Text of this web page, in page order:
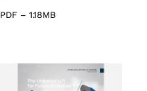
PDF – 1.18MB